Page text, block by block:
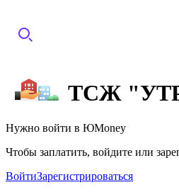
ТСЖ
Нужно войти в ЮMoney
Чтобы заплатить, войдите или
ВойтиЗарегистрироваться